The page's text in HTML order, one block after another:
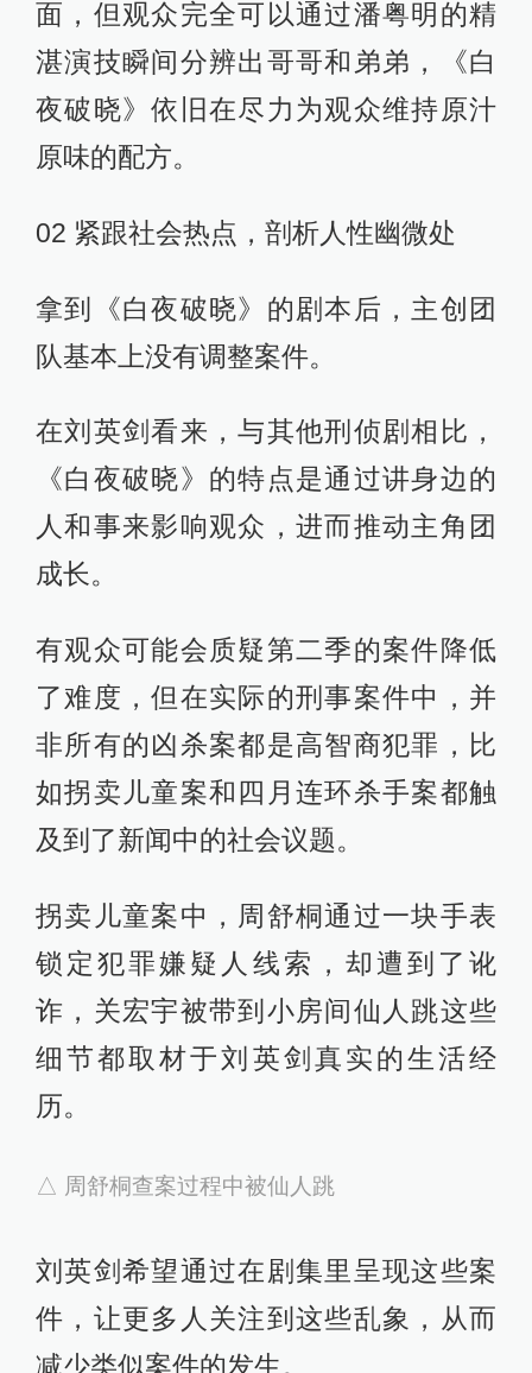
究过这个问题，“我觉得观众对他们交
接的戏份已经看多了，太过熟悉，我
们在第二季中要想办法避免这些情
时，武力值爆表的关宏宇瞬间登场，
还有关宏峰和杀手打完架浑身都是泥
后，关宏宇也立马照葫芦画瓢赶
来，“而他们具体的交接过程，我们是
留给观众想象的。”
面，但观众完全可以通过潘粤明的精
湛演技瞬间分辨出哥哥和弟弟，《白
夜破晓》依旧在尽力为观众维持原汁
原味的配方。
拿到《白夜破晓》的剧本后，主创团
队基本上没有调整案件。
在刘英剑看来，与其他刑侦剧相比，
《白夜破晓》的特点是通过讲身边的
人和事来影响观众，进而推动主角团
有观众可能会质疑第二季的案件降低
了难度，但在实际的刑事案件中，并